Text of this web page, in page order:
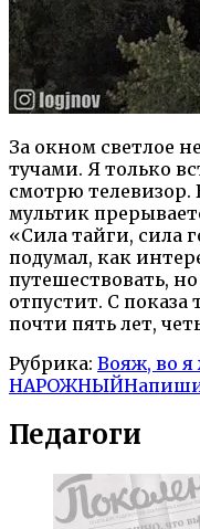
За окном светлое
тучами. Я только
смотрю телевизор.
мультик
«Сила тайги, сила
подумал, как
путешествовать,
отпустит. С
почти пять лет,
Рубрика: Вояж, во я
НАРОЖНЫЙ
Педагоги